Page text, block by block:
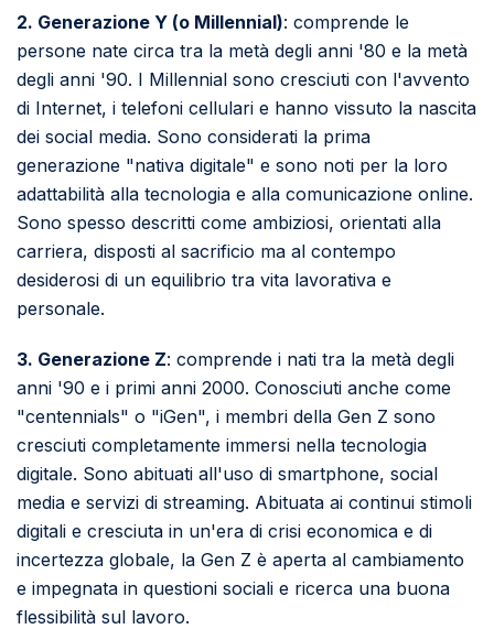
2. Generazione Y (o Millennial): comprende le
persone nate circa tra la metà degli anni '80 e la metà
degli anni '90. I Millennial sono cresciuti con l'avvento
di Internet, i telefoni cellulari e hanno vissuto la nascita
dei social media. Sono considerati la prima
generazione "nativa digitale" e sono noti per la loro
adattabilità alla tecnologia e alla comunicazione online.
Sono spesso descritti come ambiziosi, orientati alla
carriera, disposti al sacrificio ma al contempo
desiderosi di un equilibrio tra vita lavorativa e
personale.
3. Generazione Z: comprende i nati tra la metà degli
anni '90 e i primi anni 2000. Conosciuti anche come
"centennials" o "iGen", i membri della Gen Z sono
cresciuti completamente immersi nella tecnologia
digitale. Sono abituati all'uso di smartphone, social
media e servizi di streaming. Abituata ai continui stimoli
digitali e cresciuta in un'era di crisi economica e di
incertezza globale, la Gen Z è aperta al cambiamento
e impegnata in questioni sociali e ricerca una buona
flessibilità sul lavoro.